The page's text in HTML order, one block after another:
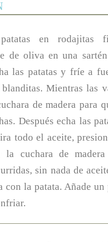
en rodajitas
de oliva en una
las patatas y fríe a
blanditas. Mientras las
de madera para
Después echa las
todo el aceite,
la cuchara de
sin nada de
con la patata. Añade un